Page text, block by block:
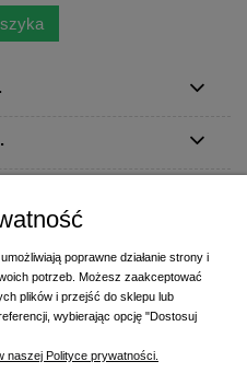
.
Dolina 1
FIRMY:
Randi
od ul. Plażowej)
poprawne działanie strony i
potrzeb. Możesz zaakceptować
plików i przejść do sklepu lub
wybierając opcję "Dostosuj
Polityce prywatności.